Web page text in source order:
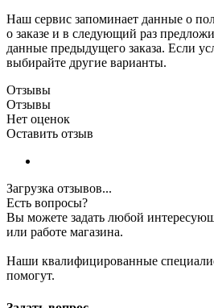
Наш сервис запоминает данные о
о заказе и в следующий раз
данные предыдущего заказа. Если
выбирайте другие варианты.
Отзывы
Отзывы
Нет оценок
Оставить отзыв
Загрузка отзывов...
Есть вопросы?
Вы можете задать любой
или работе магазина.
Наши квалифицированные
помогут.